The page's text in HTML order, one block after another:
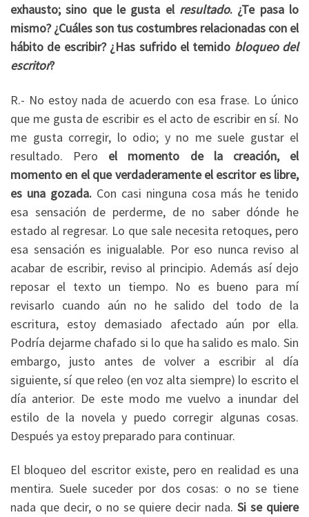
exhausto; sino que le gusta el resultado. ¿Te pasa lo
mismo? ¿Cuáles son tus costumbres relacionadas con el
hábito de escribir? ¿Has sufrido el temido bloqueo del
escritor?
R.- No estoy nada de acuerdo con esa frase. Lo único
que me gusta de escribir es el acto de escribir en sí. No
me gusta corregir, lo odio; y no me suele gustar el
resultado. Pero el momento de la creación, el
momento en el que verdaderamente el escritor es libre,
es una gozada. Con casi ninguna cosa más he tenido
esa sensación de perderme, de no saber dónde he
estado al regresar. Lo que sale necesita retoques, pero
esa sensación es inigualable. Por eso nunca reviso al
acabar de escribir, reviso al principio. Además así dejo
reposar el texto un tiempo. No es bueno para mí
revisarlo cuando aún no he salido del todo de la
escritura, estoy demasiado afectado aún por ella.
Podría dejarme chafado si lo que ha salido es malo. Sin
embargo, justo antes de volver a escribir al día
siguiente, sí que releo (en voz alta siempre) lo escrito el
día anterior. De este modo me vuelvo a inundar del
estilo de la novela y puedo corregir algunas cosas.
Después ya estoy preparado para continuar.
El bloqueo del escritor existe, pero en realidad es una
mentira. Suele suceder por dos cosas: o no se tiene
nada que decir, o no se quiere decir nada.Si se quiere